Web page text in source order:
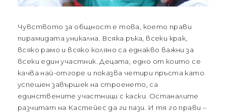
Чувството за общност е това, което прави
пирамидата уникална. Всяка ръка, всеки крак,
всяко рамо и всяко коляно са еднакво важни за
всеки един участник. Децата, едно от които се
качва най-отгоре и показва четири пръста като
успешен завършек на строенето, са
единствените участници с каски. Останалите
разчитат на Кастейес да ги пази. И тя го прави –